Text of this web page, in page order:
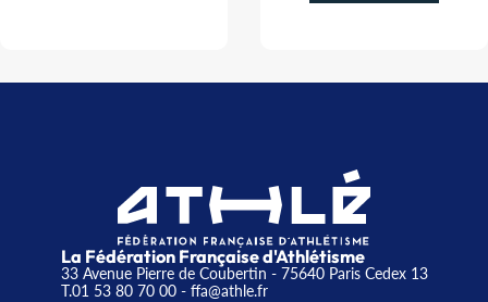
La Fédération Française d'Athlétisme
33 Avenue Pierre de Coubertin - 75640 Paris Cedex 13
T.01 53 80 70 00- ffa@athle.fr